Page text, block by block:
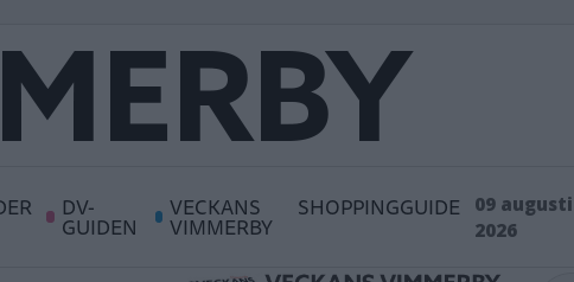
DV-
GUIDEN
VECKANS
VIMMERBY
SHOPPINGGUIDE
09 augusti
2026